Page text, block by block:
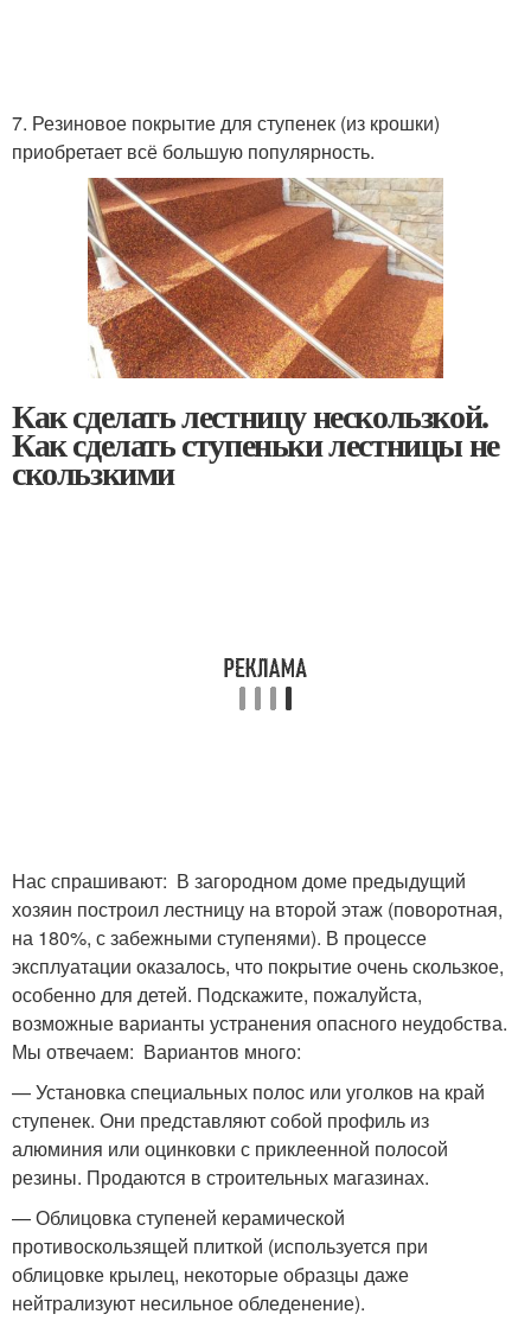
7. Резиновое покрытие для ступенек (из крошки)
приобретает всё большую популярность.
Как сделать лестницу нескользкой.
Как сделать ступеньки лестницы не
скользкими
Нас спрашивают: В загородном доме предыдущий
хозяин построил лестницу на второй этаж (поворотная,
на 180%, с забежными ступенями). В процессе
эксплуатации оказалось, что покрытие очень скользкое,
особенно для детей. Подскажите, пожалуйста,
возможные варианты устранения опасного неудобства.
Мы отвечаем: Вариантов много:
— Установка специальных полос или уголков на край
ступенек. Они представляют собой профиль из
алюминия или оцинковки с приклеенной полосой
резины. Продаются в строительных магазинах.
— Облицовка ступеней керамической
противоскользящей плиткой (используется при
облицовке крылец, некоторые образцы даже
нейтрализуют несильное обледенение).